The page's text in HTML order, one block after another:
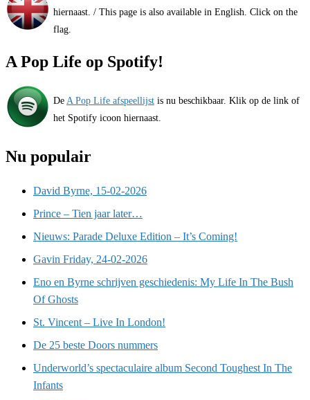
hiernaast. / This page is also available in English. Click on the
flag.
A Pop Life op Spotify!
De A Pop Life afspeellijst is nu beschikbaar. Klik op de link of
het Spotify icoon hiernaast.
Nu populair
David Byrne, 15-02-2026
Prince – Tien jaar later…
Nieuws: Parade Deluxe Edition – It’s Coming!
Gavin Friday, 24-02-2026
Eno en Byrne schrijven geschiedenis: My Life In The Bush
Of Ghosts
St. Vincent – Live In London!
De 25 beste Doors nummers
Underworld’s spectaculaire album Second Toughest In The
Infants